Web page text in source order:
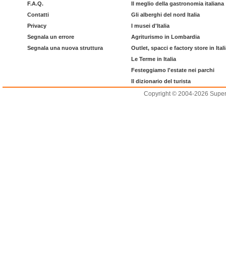
F.A.Q.
Contatti
Privacy
Segnala un errore
Segnala una nuova struttura
Il meglio della gastronomia italiana
Gli alberghi del nord Italia
I musei d'Italia
Agriturismo in Lombardia
Outlet, spacci e factory store in
Le Terme in Italia
Festeggiamo l'estate nei parchi
Il dizionario del turista
Copyright © 2004-2026